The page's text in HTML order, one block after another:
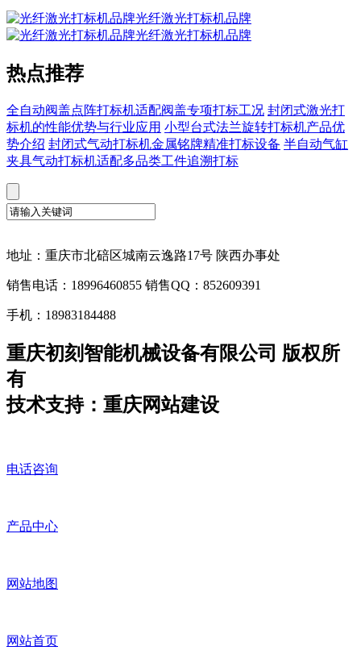
光纤激光打标机品牌
光纤激光打标机品牌
热点推荐
全自动阀盖点阵打标机适配阀盖专项打标工况 封闭式激光打
标机的性能优势与行业应用 小型台式法兰旋转打标机产品优
势介绍 封闭式气动打标机金属铭牌精准打标设备 半自动气缸
夹具气动打标机适配多品类工件追溯打标
地址：重庆市北碚区城南云逸路17号 陕西办事处
销售电话：18996460855 销售QQ：852609391
手机：18983184488
重庆初刻智能机械设备有限公司 版权所
有
技术支持：重庆网站建设
电话咨询
产品中心
网站地图
网站首页